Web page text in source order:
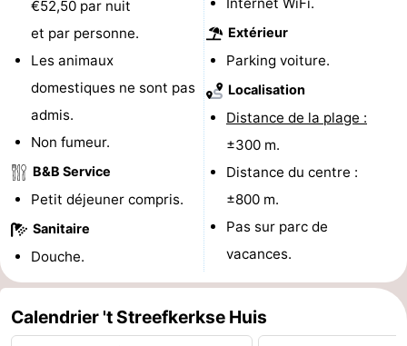
Musées
Galeries
Monuments
Phares
-
Points
de
vue
Attractions
-
Terrains
de
-
Aires
-
€52,50 par nuit
et par personne.
Les animaux
domestiques ne sont pas
admis.
Non fumeur.
B&B Service
Petit déjeuner compris.
Sanitaire
Douche.
Extérieur
Parking voiture.
Localisation
Distance de la plage :
±300 m.
Distance du centre :
±800 m.
Pas sur parc de
vacances.
Calendrier 't Streefkerkse Huis